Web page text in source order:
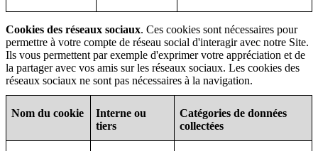
Cookies des réseaux sociaux. Ces cookies sont nécessaires pour
permettre à votre compte de réseau social d'interagir avec notre Site.
Ils vous permettent par exemple d'exprimer votre appréciation et de
la partager avec vos amis sur les réseaux sociaux. Les cookies des
réseaux sociaux ne sont pas nécessaires à la navigation.
Nom du cookie
Interne ou
tiers
Catégories de données
collectées